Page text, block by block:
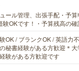
ール管理、出張手配・予
OKです！・予算残高の
OK / ブランクOK / 英語力
秘書経験がある方歓迎＊
験がある方歓迎です